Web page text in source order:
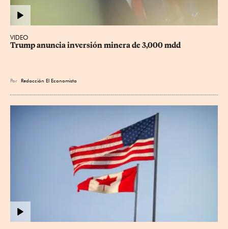
VIDEO
Trump anuncia inversión minera de 3,000 mdd
Por Redacción El Economista